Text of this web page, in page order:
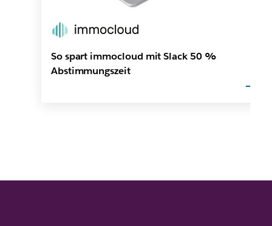
So spart immocloud mit Slack 50 %
Abstimmungszeit